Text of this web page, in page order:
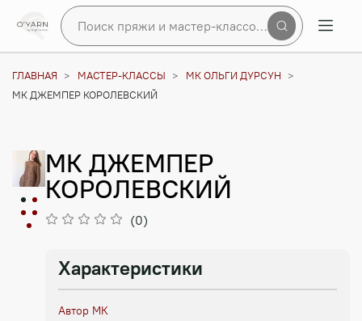
Поиск пряжи и мастер-классов по сайту
ГЛАВНАЯ МАСТЕР-КЛАССЫ
МК ОЛЬГИ ДУРСУН
МК ДЖЕМПЕР КОРОЛЕВСКИЙ
МК ДЖЕМПЕР
КОРОЛЕВСКИЙ
(0)
Характеристики
Автор МК